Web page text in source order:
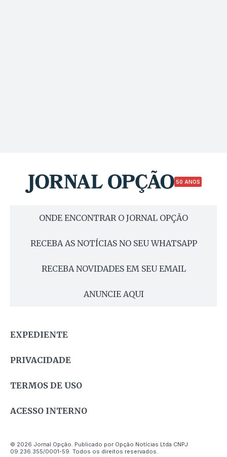
50 ANOS
ONDE ENCONTRAR O JORNAL OPÇÃO
RECEBA AS NOTÍCIAS NO SEU WHATSAPP
RECEBA NOVIDADES EM SEU EMAIL
ANUNCIE AQUI
EXPEDIENTE
PRIVACIDADE
TERMOS DE USO
ACESSO INTERNO
© 2026 Jornal Opção. Publicado por Opção Notícias Ltda CNPJ
09.236.355/0001-59. Todos os direitos reservados.